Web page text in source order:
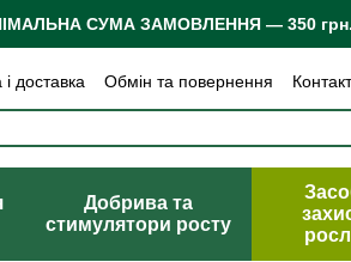
СУМА ЗАМОВЛЕННЯ — 350 грн.
доставка Обмін та повернення
Політика конфіденційності
Відгуки про
Добрива та
стимулятори росту